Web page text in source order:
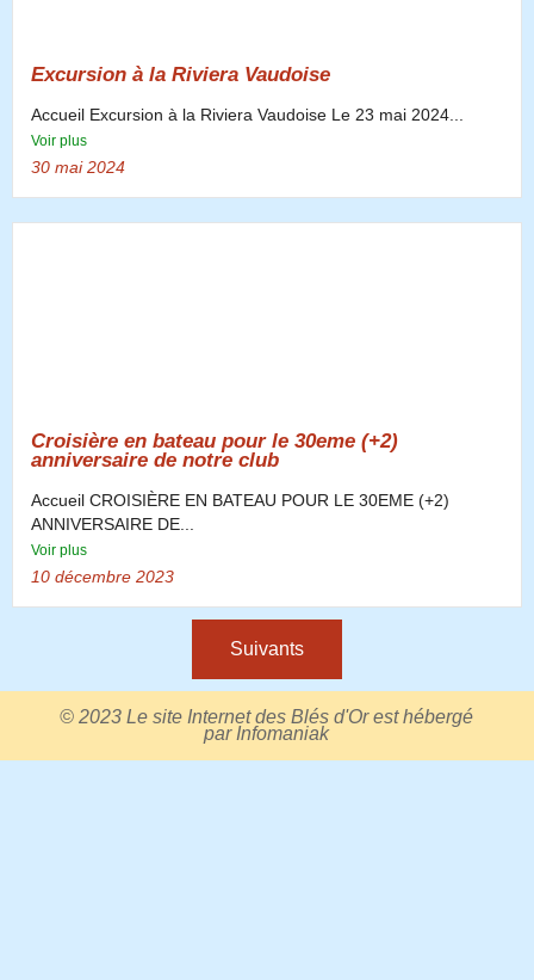
Excursion à la Riviera Vaudoise
Accueil Excursion à la Riviera Vaudoise Le 23 mai 2024...
Voir plus
30 mai 2024
Croisière en bateau pour le 30eme (+2)
anniversaire de notre club
Accueil CROISIÈRE EN BATEAU POUR LE 30EME (+2)
ANNIVERSAIRE DE...
Voir plus
10 décembre 2023
Suivants
© 2023 Le site Internet des Blés d'Or est hébergé
par Infomaniak